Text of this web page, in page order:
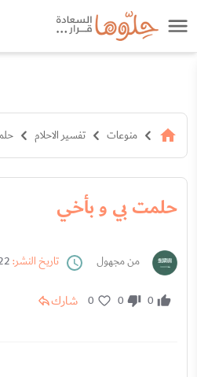
منوعات تفسير الاحلام
حلمت بي و بأخي
من مجهول تاريخ النشر:
0
0
0 شارك